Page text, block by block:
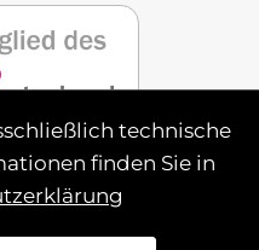
technische
finden Sie in